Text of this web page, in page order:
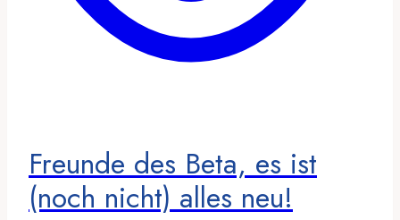
Freunde des Beta, es ist
(noch nicht) alles neu!